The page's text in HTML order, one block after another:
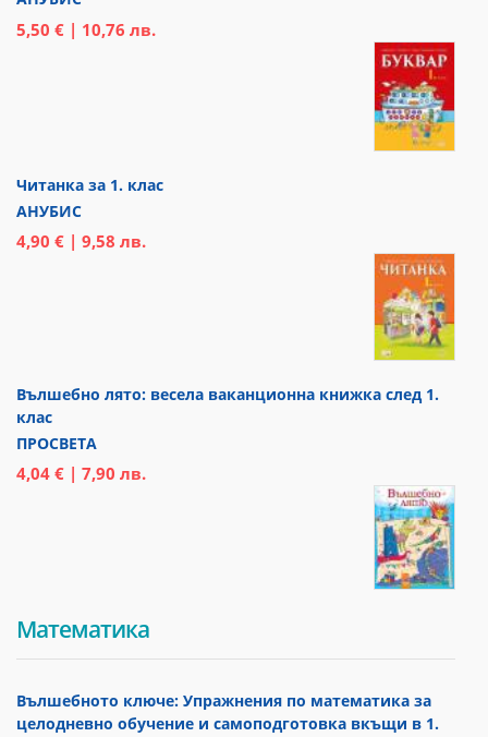
5,50 € | 10,76 лв.
Читанка за 1. клас
АНУБИС
4,90 € | 9,58 лв.
Вълшебно лято: весела ваканционна книжка след 1.
клас
ПРОСВЕТА
4,04 € | 7,90 лв.
Математика
Вълшебното ключе: Упражнения по математика за
целодневно обучение и самоподготовка вкъщи в 1.